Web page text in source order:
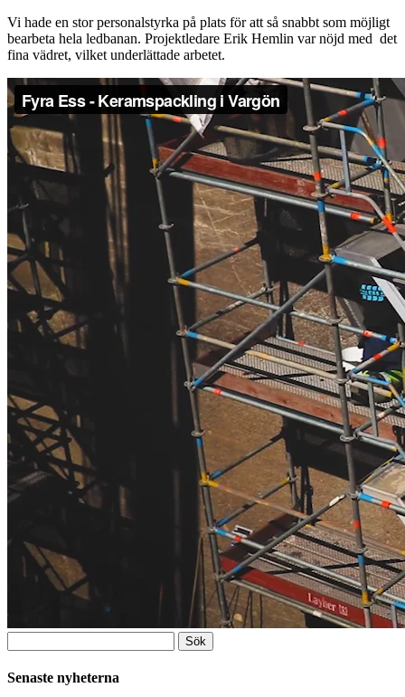
Vi hade en stor personalstyrka på plats för att så snabbt som möjligt
bearbeta hela ledbanan. Projektledare Erik Hemlin var nöjd med det
fina vädret, vilket underlättade arbetet.
efter:
Senaste nyheterna